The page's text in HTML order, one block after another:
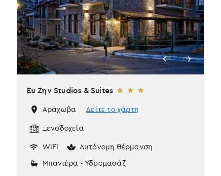
Ευ Ζην Studios & Suites
Αράχωβα
Δείτε το χάρτη
Ξενοδοχεία
WiFi
Αυτόνομη θέρμανση
Μπανιέρα - Υδρομασάζ